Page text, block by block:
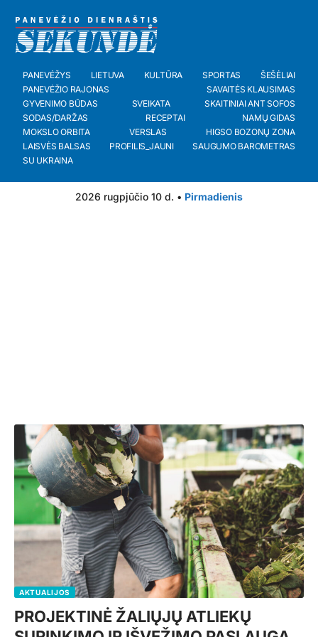
PANEVĖŽYS LIETUVA KULTŪRA SPORTAS
ŠEŠĖLIAI
PANEVĖŽIO RAJONAS
SAVAITĖS KLAUSIMAS
GYVENIMO BŪDAS
SVEIKATA
SKAITINIAI ANT SOFOS
SODAS/DARŽAS
RECEPTAI
NAMŲ GIDAS
MOKSLO ORBITA
VERSLAS
HIGSO BOZONŲ ZONA
LAISVĖS BALSAS
PROFILIS_JAUNI
SAUGUMO BAROMETRAS
SU UKRAINA
2026 rugpjūčio 10 d. • Pirmadienis
AKTUALIJOS
PROJEKTINĖ ŽALIŲJŲ ATLIEKŲ